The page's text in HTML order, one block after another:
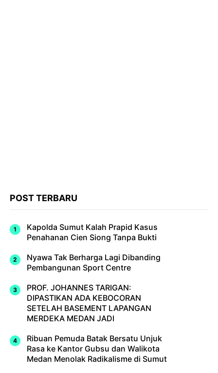
POST TERBARU
Kapolda Sumut Kalah Prapid Kasus
Penahanan Cien Siong Tanpa Bukti
Nyawa Tak Berharga Lagi Dibanding
Pembangunan Sport Centre
PROF. JOHANNES TARIGAN:
DIPASTIKAN ADA KEBOCORAN
SETELAH BASEMENT LAPANGAN
MERDEKA MEDAN JADI
Ribuan Pemuda Batak Bersatu Unjuk
Rasa ke Kantor Gubsu dan Walikota
Medan Menolak Radikalisme di Sumut